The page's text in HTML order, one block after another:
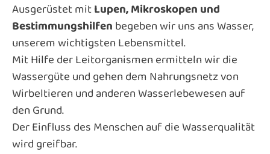
Ausgerüstet mitLupen, Mikroskopen und
Bestimmungshilfen begeben wir uns ans Wasser,
unserem wichtigsten Lebensmittel.
Mit Hilfe der Leitorganismen ermitteln wir die
Wassergüte und gehen dem Nahrungsnetz von
Wirbeltieren und anderen Wasserlebewesen auf
den Grund.
Der Einfluss des Menschen auf die Wasserqualität
wird greifbar.